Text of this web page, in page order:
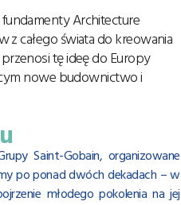
Architecture
całego świata do kreowania
tę ideę do Europy
nowe budownictwo i
Saint-Gobain, organizowane
po ponad dwóch dekadach – w
młodego pokolenia na jej